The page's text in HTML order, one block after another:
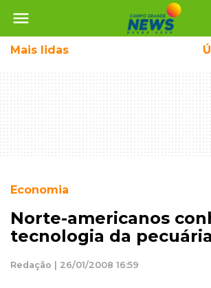
menu
Mais lidas
Economia
Norte-americanos
tecnologia da
Redação | 26/01/2008 16:59